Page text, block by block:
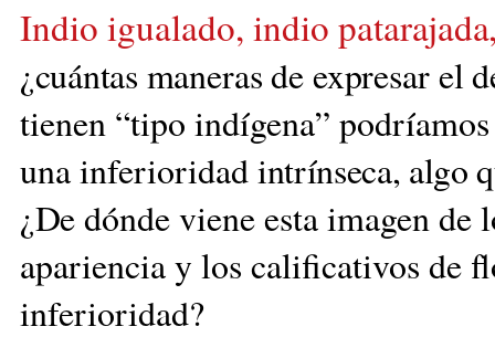
Indio igualado, indio pataraja
¿cuántas maneras de expresar el
tienen “tipo indígena”
una inferioridadintrínseca, algo
¿Dedónde viene esta imagen de
apariencia y los calificativos de
inferioridad?